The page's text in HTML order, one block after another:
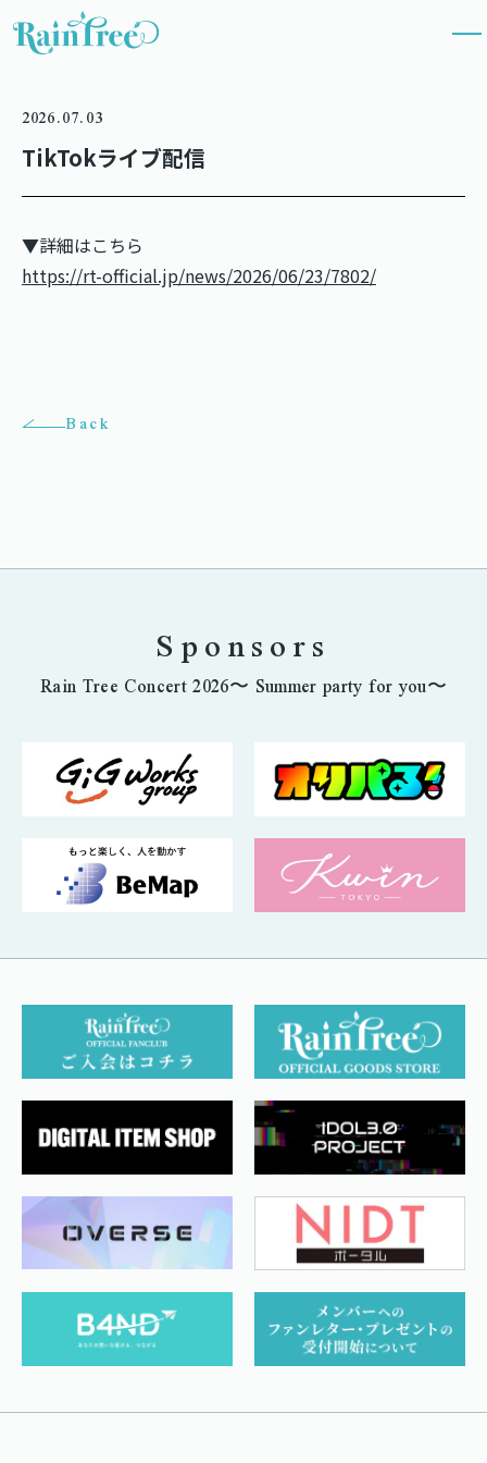
2026.07.03
TikTokライブ配信
▼詳細はこちら
https://rt-official.jp/news/2026/06/23/7802/
Back
Sponsors
Rain Tree Concert 2026〜 Summer party for you〜